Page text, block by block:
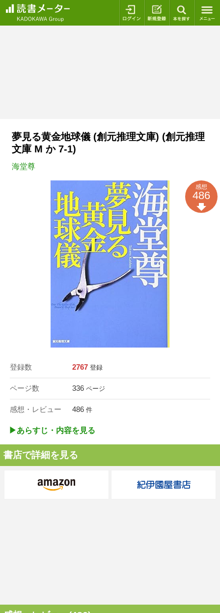
ログイン 新規登録
夢見る黄金地球儀 (創元推理文庫) (創元推理
文庫 M か 7-1)
海堂尊
登録数 2767 登録
ページ数 336 ページ
感想・レビュー 486 件
感想
486
▶︎あらすじ・内容を見る
書店で詳細を見る